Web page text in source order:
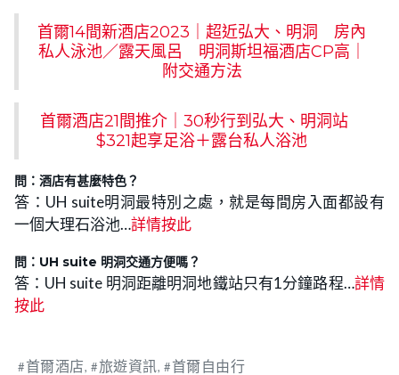
首爾14間新酒店2023｜超近弘大、明洞 房內
私人泳池／露天風呂 明洞斯坦福酒店CP高｜
附交通方法
首爾酒店21間推介｜30秒行到弘大、明洞站
$321起享足浴＋露台私人浴池
問：酒店有甚麼特色？
答：UH suite明洞最特別之處，就是每間房入面都設有
一個大理石浴池…詳情按此
問：UH suite 明洞交通方便嗎？
答：UH suite 明洞距離明洞地鐵站只有1分鐘路程…詳情
按此
首爾酒店 旅遊資訊 首爾自由行